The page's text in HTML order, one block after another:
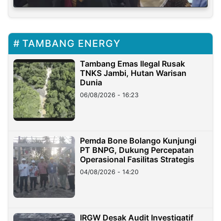
TAMBANG ENERGY
Tambang Emas Ilegal Rusak
TNKS Jambi, Hutan Warisan
Dunia
06/08/2026 - 16:23
Pemda Bone Bolango Kunjungi
PT BNPG, Dukung Percepatan
Operasional Fasilitas Strategis
04/08/2026 - 14:20
IRGW Desak Audit Investigatif